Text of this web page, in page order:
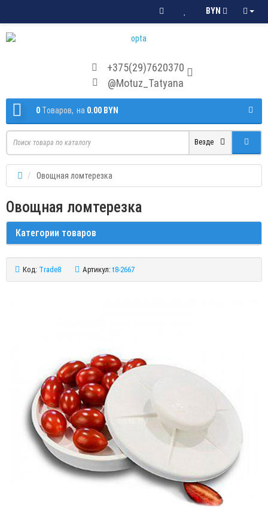
BYN
+375(29)7620370
@Motuz_Tatyana
0 Tоваров, на 0.00 BYN
Везде
Овощная ломтерезка
Овощная ломтерезка
Категории товаров
Код: Trade8 Артикул: t8-2667